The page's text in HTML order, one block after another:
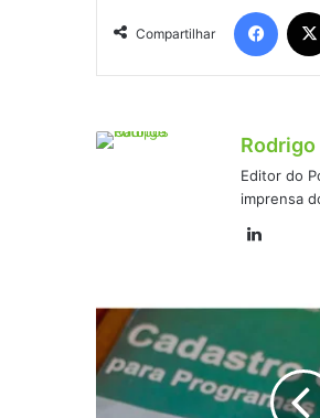
Compartilhar
Rodrigo
Editor do
imprensa
O
CRAS
está
olho